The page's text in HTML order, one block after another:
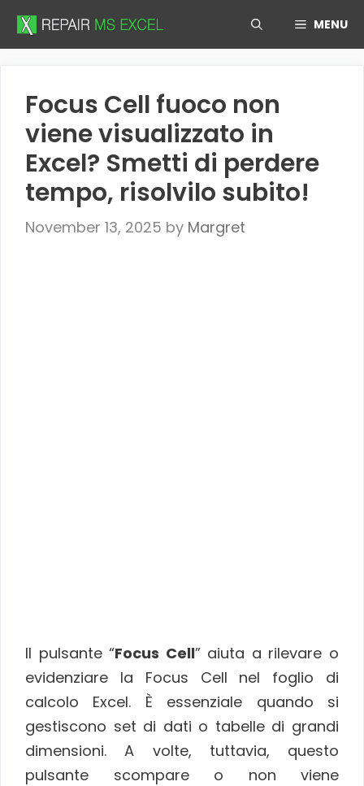
Skip
MENU
Focus Cell fuoco non
viene visualizzato in
Excel? Smetti di perdere
tempo, risolvilo subito!
November 13, 2025 by Margret
Il pulsante “Focus Cell” aiuta a rilevare o
evidenziare la Focus Cell nel foglio di
calcolo Excel. È essenziale quando si
gestiscono set di dati o tabelle di grandi
dimensioni. A volte, tuttavia, questo
pulsante scompare o non viene